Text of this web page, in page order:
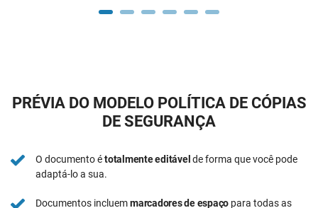
PRÉVIA DO MODELO POLÍTICA DE CÓPIAS
DE SEGURANÇA
O documento étotalmente editável de forma que você pode
adaptá-lo a sua.
Documentos incluemmarcadores de espaço para todas as